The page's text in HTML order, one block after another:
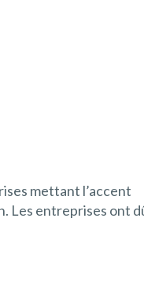
mettant l’accent
Les entreprises ont